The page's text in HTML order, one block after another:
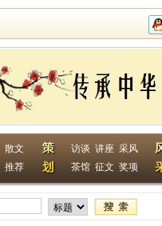
散文
推荐
访谈 讲座 采风
茶馆 征文 奖项